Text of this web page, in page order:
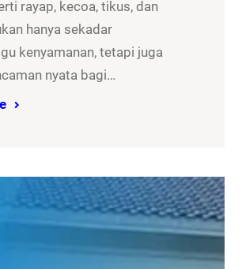
rayap, kecoa, tikus, dan
hanya sekadar
kenyamanan, tetapi juga
nyata bagi…